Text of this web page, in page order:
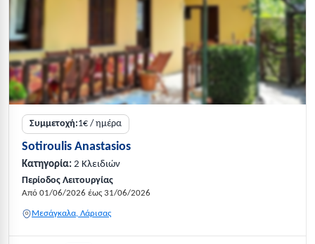
Συμμετοχή:1€ / ημέρα
Sotiroulis Anastasios
Κατηγορία: 2 Κλειδιών
Περίοδος Λειτουργίας
Από 01/06/2026 έως 31/06/2026
Μεσάγκαλα, Λάρισας